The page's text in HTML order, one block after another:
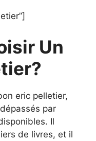
Un
eric pelletier,
par
Il
de livres, et il